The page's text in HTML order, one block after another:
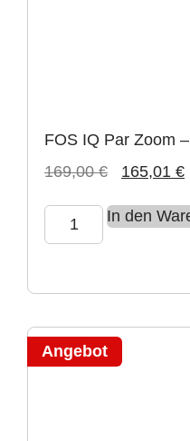
FOS IQ Par Zoom
169,00€ 165,01 €
In den
Angebot